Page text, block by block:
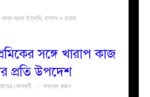
খাদ্য-দ্রব্য ইত্যাদি, হালাল ও হারাম
সঙ্গে খারাপ কাজ
প্রতি উপদেশ
কোব্বাদী মন্তব্য করুন